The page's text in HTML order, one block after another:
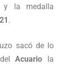
y la medalla
.
sacó de lo
delAcuario la